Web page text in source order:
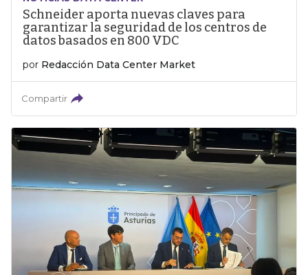
Schneider aporta nuevas claves para
garantizar la seguridad de los centros de
datos basados en 800 VDC
por Redacción Data Center Market
Compartir